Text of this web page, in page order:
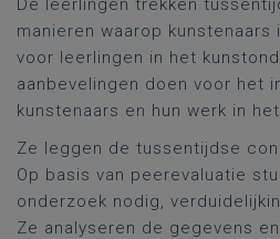
De leerlingen trekken
manieren waarop kunstenaars
voor leerlingen in het
aanbevelingen doen voor het
kunstenaars en hun werk in
Ze leggen de tussentijdse
Op basis van peerevaluatie
onderzoek nodig,
Ze analyseren de gegevens